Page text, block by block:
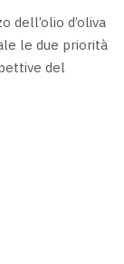
dell’olio d’oliva
le due priorità
del